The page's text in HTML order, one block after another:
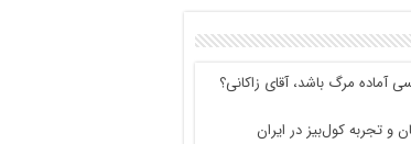
آماده مرگ باشد، آقای زاکانی؟
و تجربه کول‌بیز در ایران